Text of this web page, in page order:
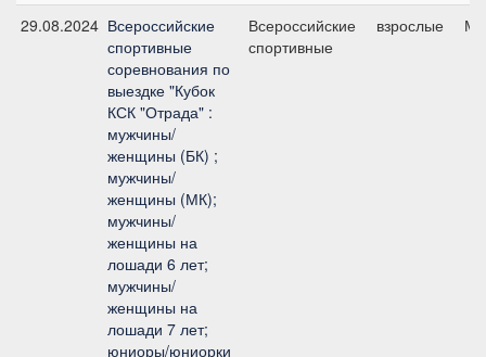
29.08.2024 Всероссийские
спортивные
соревнования по
выездке "Кубок
КСК "Отрада" :
мужчины/
женщины (БК) ;
мужчины/
женщины (МК);
мужчины/
женщины на
лошади 6 лет;
мужчины/
женщины на
лошади 7 лет;
юниоры/юниорки
Всероссийские
спортивные
взрослые